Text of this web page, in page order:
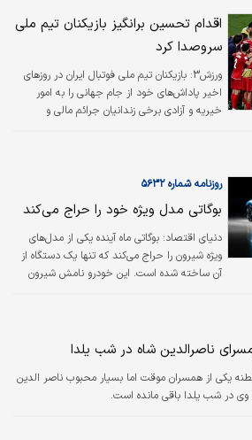
شدن به عنوان یک بازی دوستانه در نظر گرفته
می‌شد، حالا ارزشی چندین برابر پیدا کرده است.
جالب اینجاست که برای این مسابقه، یک بلیت با
عنوان فراتر از رویا در نظر گرفته شده که ویژگی‌های
منحصر به فردی دارد.
اقدام تحسین برانگیز بازیکنان تیم ملی
سروصدا کرد
ورزش3:
بازیکنان تیم ملی فوتبال ایران در روزهای
اخیر پاداش‌های خود از جام جهانی را به امور
خیریه و آزادی برخی زندانیان جرائم مالی و
روزنامه شماره ۵۶۳۲
بوگاتی مدل ویژه خود را حراج می‌کند
دنیای اقتصاد: بوگاتی ماه آینده یکی از مدل‌های
ویژه شیرون را حراج می‌کند که تنها یک دستگاه از
آن ساخته شده است. این خودرو نامش شیرون
ناصرالدین شاه در شب یلدا
یکی از همسران موقت اما بسیار محبوب ناصر الدین
وی در شب یلدا باقی مانده است.